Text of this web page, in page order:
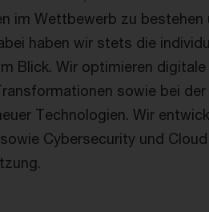
im Wettbewerb zu bestehen
haben wir stets die
Blick. Wir optimieren digitale
sowie bei der
Technologien. Wir
Cybersecurity und